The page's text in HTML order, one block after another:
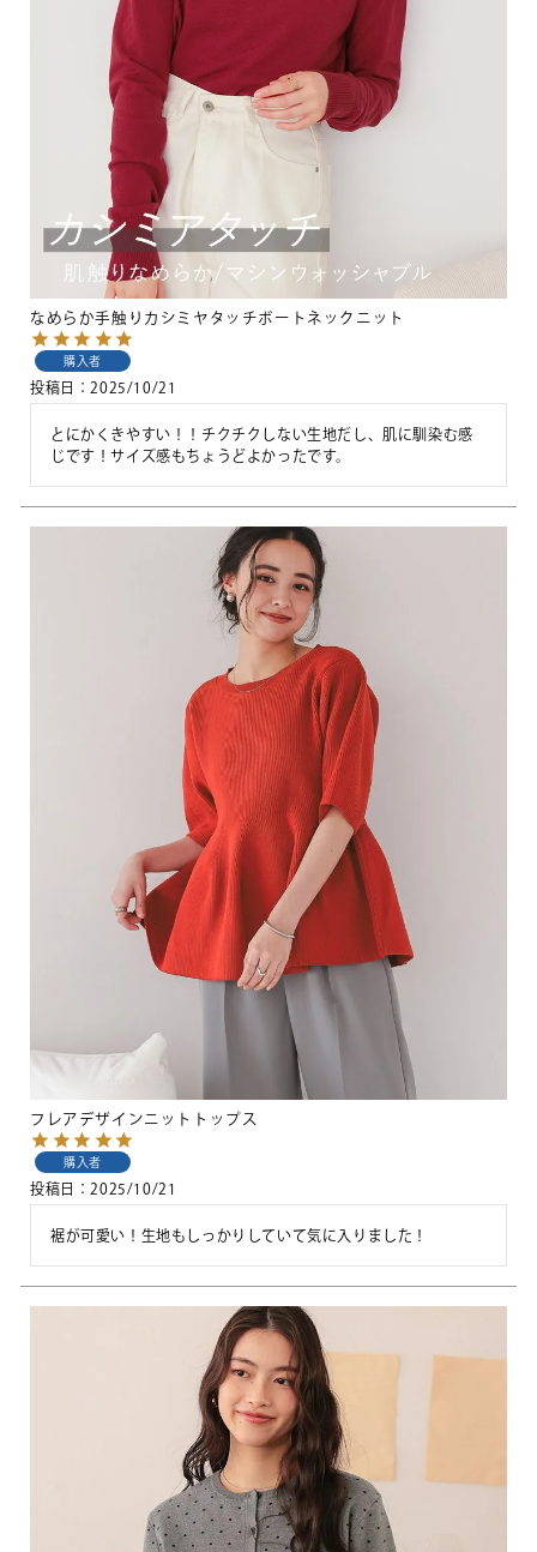
なめらか手触りカシミヤタッチボートネックニット
購入者
投稿日 2025/10/21
とにかくきやすい！！チクチクしない生地だし、肌に馴染む感
じです！サイズ感もちょうどよかったです。
フレアデザインニットトップス
購入者
投稿日 2025/10/21
裾が可愛い！生地もしっかりしていて気に入りました！